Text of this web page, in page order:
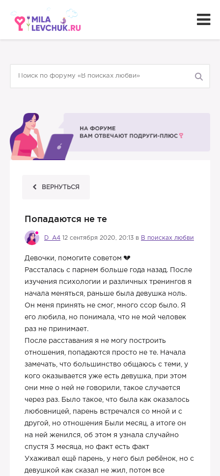
ВЕРНУТЬСЯ
Попадаются не те
D_A4 12 сентября 2020, 20:13 в В поисках любви
Девочки, помогите советом
Рассталась с парнем больше года назад. После
изучения психологии и различных тренингов я
начала меняться, раньше была девушка ноль.
Он меня принять не смог, много ссор было. Я
его любила, но понимала, что не мой человек
раз не принимает.
После расставания я не могу построить
отношения, попадаются просто не те. Начала
замечать, что большинство общаюсь с теми, у
кого оказывается уже есть девушка, при этом
они мне о ней не говорили, такое случается
через раз. Было такое, что была как оказалось
любовницей, парень встречался со мной и с
другой, но отношения Были месяц, а итоге он
на ней женился, об этом я узнала случайно
спустя 3 месяца, но факт есть факт
Ухаживал ещё парень, у него был ребёнок, но с
девушкой как сказал не жил, потом все